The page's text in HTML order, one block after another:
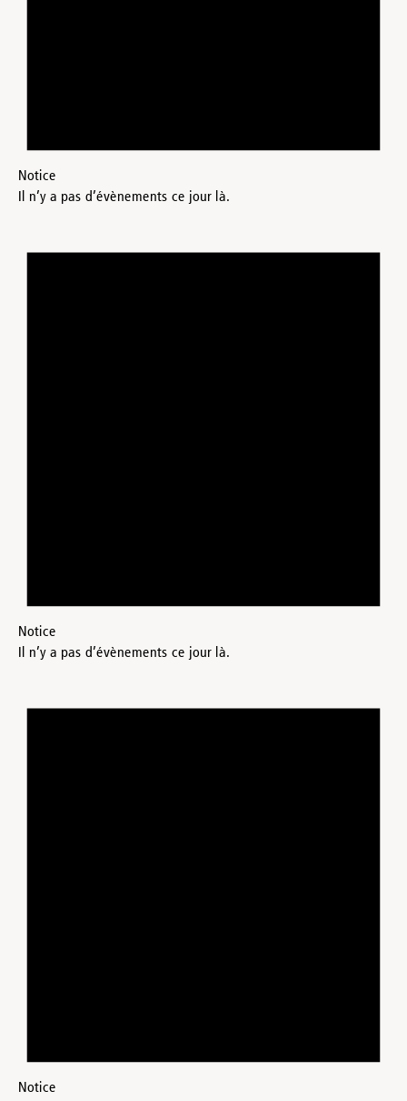
Notice
Il n’y a pas d’évènements ce jour là.
Notice
Il n’y a pas d’évènements ce jour là.
Notice